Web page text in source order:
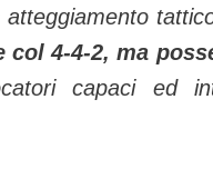
4-4-2, ma
capaci ed